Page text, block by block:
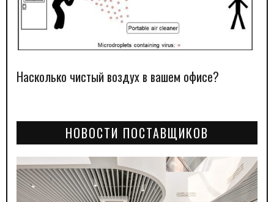
Насколько чистый воздух в вашем офисе?
НОВОСТИ ПОСТАВЩИКОВ